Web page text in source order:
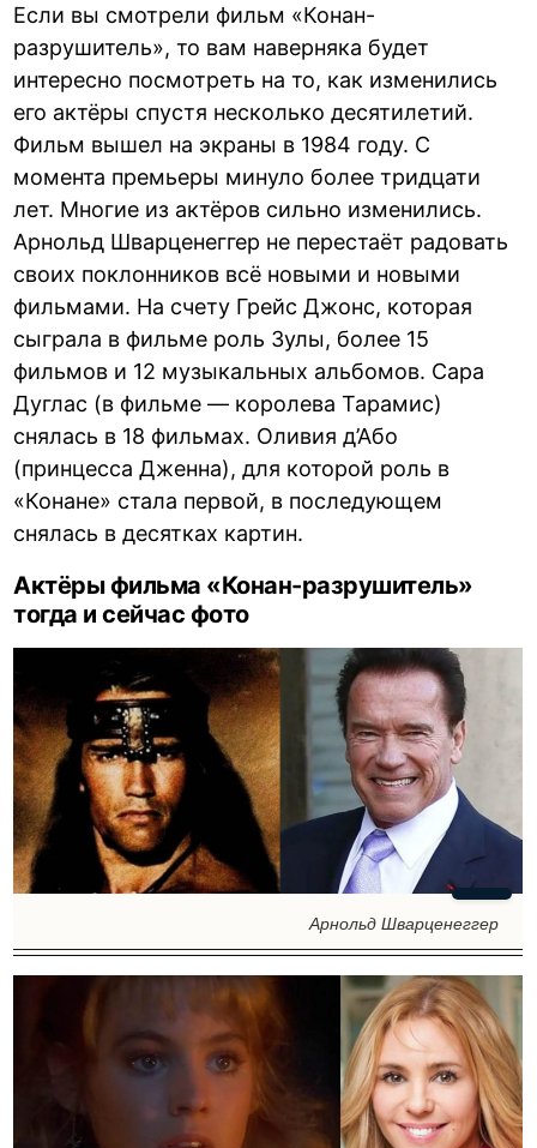
Если вы смотрели фильм «Конан-
разрушитель», то вам наверняка будет
интересно посмотреть на то, как изменились
его актёры спустя несколько десятилетий.
Фильм вышел на экраны в 1984 году. С
момента премьеры минуло более тридцати
лет. Многие из актёров сильно изменились.
Арнольд Шварценеггер не перестаёт радовать
своих поклонников всё новыми и новыми
фильмами. На счету Грейс Джонс, которая
сыграла в фильме роль Зулы, более 15
фильмов и 12 музыкальных альбомов. Сара
Дуглас (в фильме — королева Тарамис)
снялась в 18 фильмах. Оливия д’Або
(принцесса Дженна), для которой роль в
«Конане» стала первой, в последующем
снялась в десятках картин.
Актёры фильма «Конан-разрушитель»
тогда и сейчас фото
Арнольд Шварценеггер